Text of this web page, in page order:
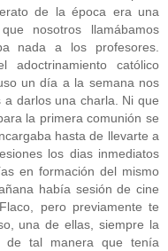
de la época era una
nosotros llamábamos
nada a los profesores.
adoctrinamiento católico
un día a la semana nos
darlos una charla. Ni que
la primera comunión se
hasta de llevarte a
los dias inmediatos
en formación del mismo
había sesión de cine
pero previamente te
una de ellas, siempre la
de tal manera que tenía